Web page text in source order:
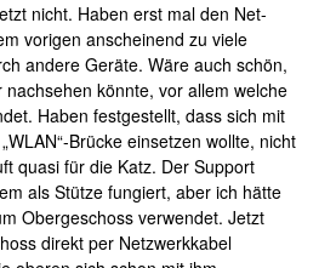
nicht. Haben erst mal den Net-
vorigen anscheinend zu viele
andere Geräte. Wäre auch schön,
könnte, vor allem welche
Haben festgestellt, dass sich mit
Brücke einsetzen wollte, nicht
quasi für die Katz. Der Support
als Stütze fungiert, aber ich hätte
Obergeschoss verwendet. Jetzt
direkt per Netzwerkkabel